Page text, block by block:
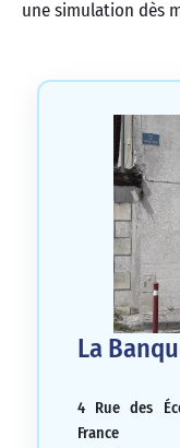
une simulation dès
La
4 Rue des
France